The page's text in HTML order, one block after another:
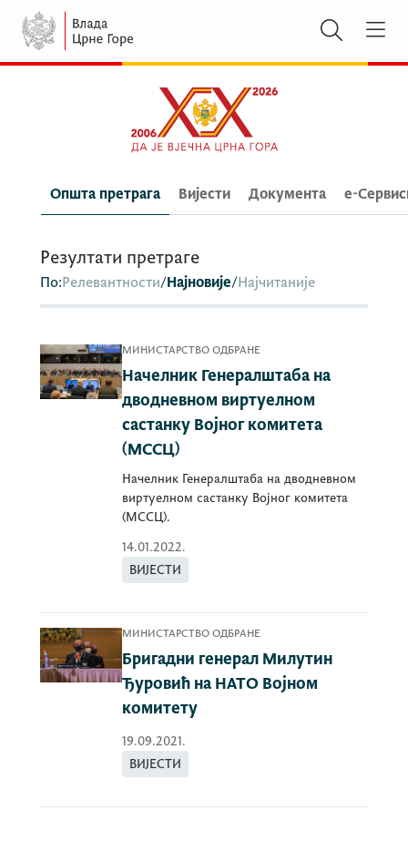
Општа претрага Вијести Документа e-
Резултати претраге
По:Релевантности/Најновије/Најчитаније
МИНИСТАРСТВО ОДБРАНЕ
Начелник Генералштаба на
дводневном виртуелном
састанку Војног комитета
(МССЦ)
Начелник Генералштаба на дводневном
виртуелном састанку Војног комитета
(МССЦ).
14.01.2022.
ВИЈЕСТИ
МИНИСТАРСТВО ОДБРАНЕ
Бригадни генерал Милутин
Ђуровић на НАТО Војном
комитету
19.09.2021.
ВИЈЕСТИ